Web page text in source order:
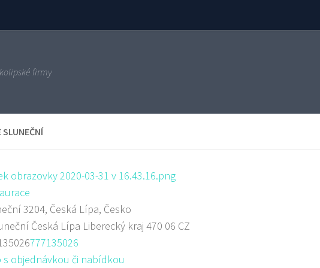
firmy
SLUNEČNÍ
3204, Česká Lípa, Česko
Česká Lípa Liberecký kraj 470 06 CZ
777135026
s objednávkou či nabídkou